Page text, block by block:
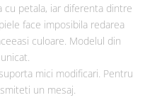
petala, iar diferenta dintre
face imposibila redarea
culoare. Modelul din
mici modificari. Pentru
un mesaj.